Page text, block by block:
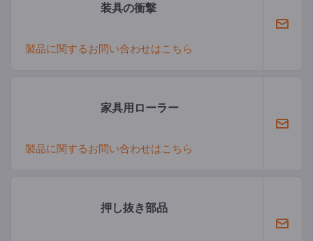
装具の衝撃
製品に関するお問い合わせはこちら
家具用ローラー
製品に関するお問い合わせはこちら
押し抜き部品